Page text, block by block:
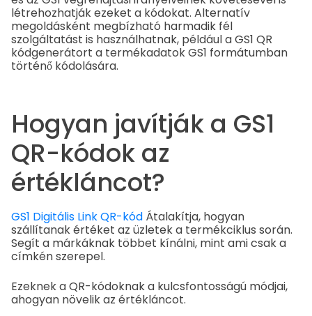
létrehozhatják ezeket a kódokat. Alternatív
megoldásként megbízható harmadik fél
szolgáltatást is használhatnak, például a GS1 QR
kódgenerátort a termékadatok GS1 formátumban
történő kódolására.
Hogyan javítják a GS1
QR-kódok az
értékláncot?
GS1 Digitális Link QR-kód Átalakítja, hogyan
szállítanak értéket az üzletek a termékciklus során.
Segít a márkáknak többet kínálni, mint ami csak a
címkén szerepel.
Ezeknek a QR-kódoknak a kulcsfontosságú módjai,
ahogyan növelik az értékláncot.